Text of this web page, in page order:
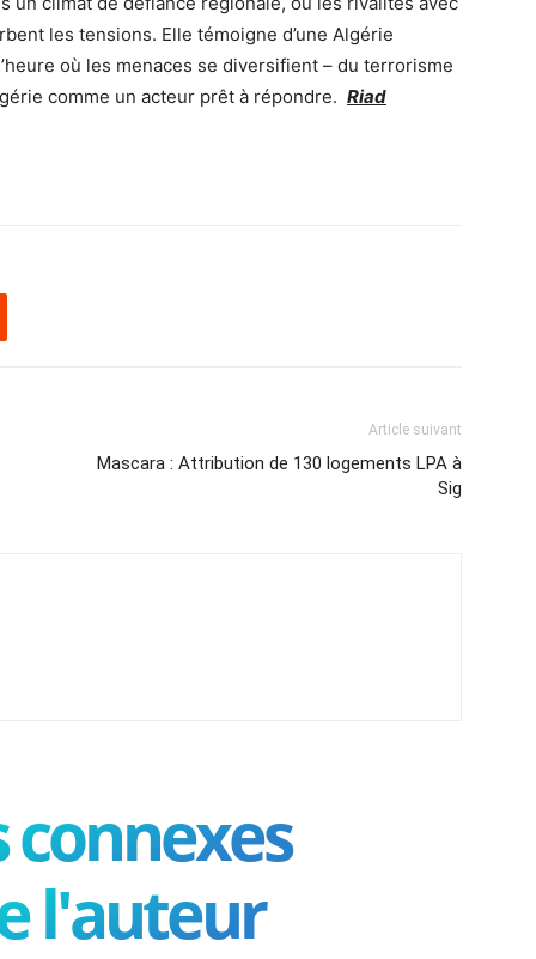
les tensions. Elle témoigne d’une Algérie
où les menaces se diversifient – du terrorisme
comme un acteur prêt à répondre. Riad
Article suivant
Mascara : Attribution de 130 logements LPA à
Sig
l'auteur